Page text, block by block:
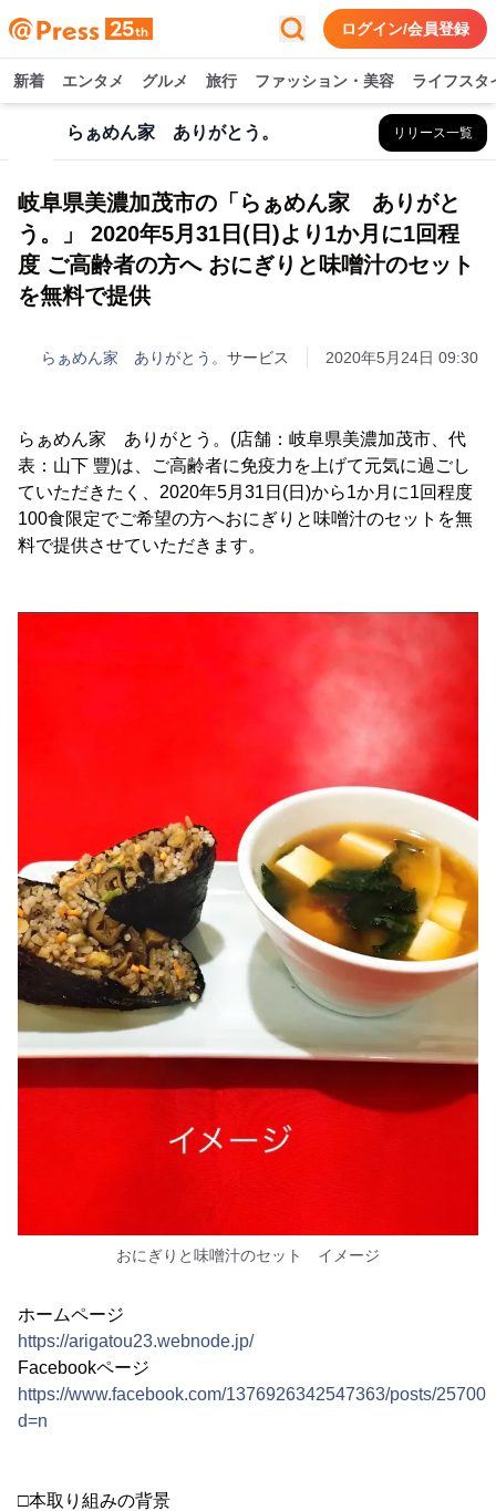
ログイン/会員登録
新着 エンタメ グルメ 旅行 ファッション・美容 ライフスタ
らぁめん家 ありがとう。 リリース一覧
岐阜県美濃加茂市の「らぁめん家 ありがと
う。」 2020年5月31日(日)より1か月に1回程
度 ご高齢者の方へ おにぎりと味噌汁のセット
を無料で提供
らぁめん家 ありがとう。 サービス 2020年5月24日 09:30
らぁめん家 ありがとう。(店舗：岐阜県美濃加茂市、代
表：山下 豐)は、ご高齢者に免疫力を上げて元気に過ごし
ていただきたく、2020年5月31日(日)から1か月に1回程度
100食限定でご希望の方へおにぎりと味噌汁のセットを無
料で提供させていただきます。
おにぎりと味噌汁のセット イメージ
ホームページ
https://arigatou23.webnode.jp/
Facebookページ
https://www.facebook.com/1376926342547363/posts/
d=n
□本取り組みの背景